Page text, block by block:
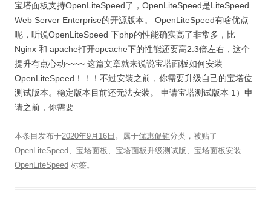
宝塔面板支持OpenLiteSpeed了，OpenLiteSpeed是LiteSpeed
Web Server Enterprise的开源版本。 OpenLiteSpeed有啥优点
呢，听说OpenLiteSpeed 下php的性能确实高了非常多，比
Nginx 和 apache打开opcache下的性能还要高2.3倍左右，这个
提升有点心动~~~~ 这篇文章就来说说宝塔面板如何安装
OpenLiteSpeed！！！不过安装之前，你需要升级自己的宝塔位
测试版本。稳定版本目前还无法安装。 申请宝塔测试版本 1）申
请之前，你需要 …
本条目发布于2020年9月16日 。属于优惠促销分类，被贴了
OpenLiteSpeed、 宝塔面板 、 宝塔面板升级测试版、 宝塔面板安装
OpenLiteSpeed 标签。